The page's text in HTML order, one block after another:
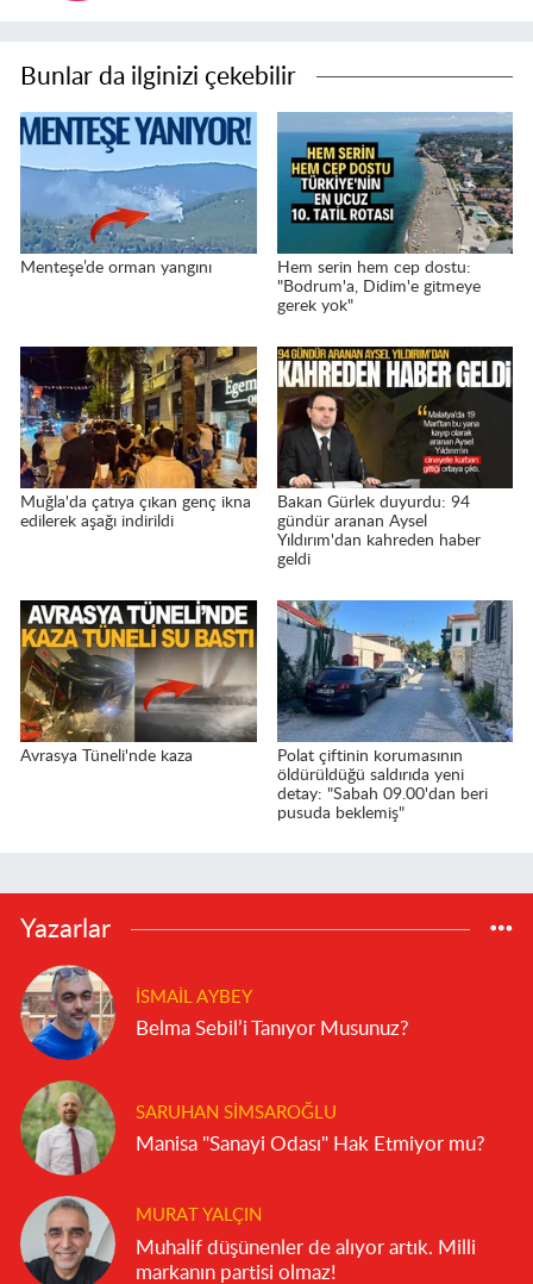
Bunlar da ilginizi çekebilir
Menteşe’de orman yangını
Hem serin hem cep dostu:
"Bodrum'a, Didim'e gitmeye
gerek yok"
Muğla'da çatıya çıkan genç ikna
edilerek aşağı indirildi
Bakan Gürlek duyurdu: 94
gündür aranan Aysel
Yıldırım'dan kahreden haber
geldi
Avrasya Tüneli'nde kaza
Polat çiftinin korumasının
öldürüldüğü saldırıda yeni
detay: "Sabah 09.00'dan beri
pusuda beklemiş"
Yazarlar
İSMAIL AYBEY
Belma Sebil’i Tanıyor Musunuz?
SARUHAN SIMSAROĞLU
Manisa "Sanayi Odası" Hak Etmiyor mu?
MURAT YALÇIN
Muhalif düşünenler de alıyor artık. Milli
markanın partisi olmaz!